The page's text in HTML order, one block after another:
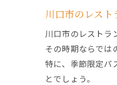
川口市のレス
川口市のレストラ
その時期ならでは
特に、季節限定パ
とでしょう。